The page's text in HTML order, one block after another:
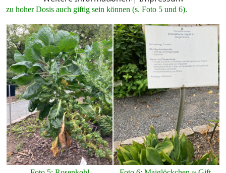
zu hoher Dosis auch giftig sein können (s. Foto 5 und 6).